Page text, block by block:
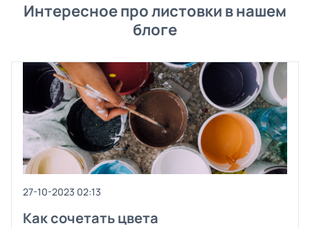
Интересное про листовки в нашем
блоге
27-10-2023 02:13
Как сочетать цвета